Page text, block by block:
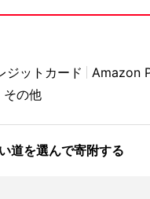
ジットカード Amazon
その他
道を選んで寄附する